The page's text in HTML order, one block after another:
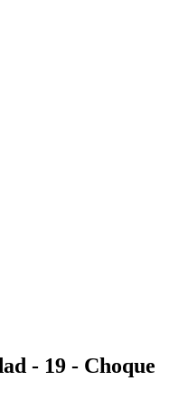
- 19 - Choque